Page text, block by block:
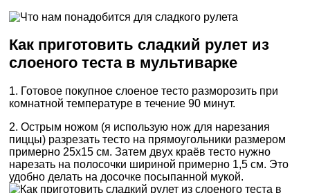
Как приготовить сладкий рулет из
слоеного теста в мультиварке
1. Готовое покупное слоеное тесто разморозить при
комнатной температуре в течение 90 минут.
2. Острым ножом (я использую нож для нарезания
пиццы) разрезать тесто на прямоугольники размером
примерно 25х15 см. Затем двух краёв тесто нужно
нарезать на полосочки шириной примерно 1,5 см. Это
удобно делать на досочке посыпанной мукой.